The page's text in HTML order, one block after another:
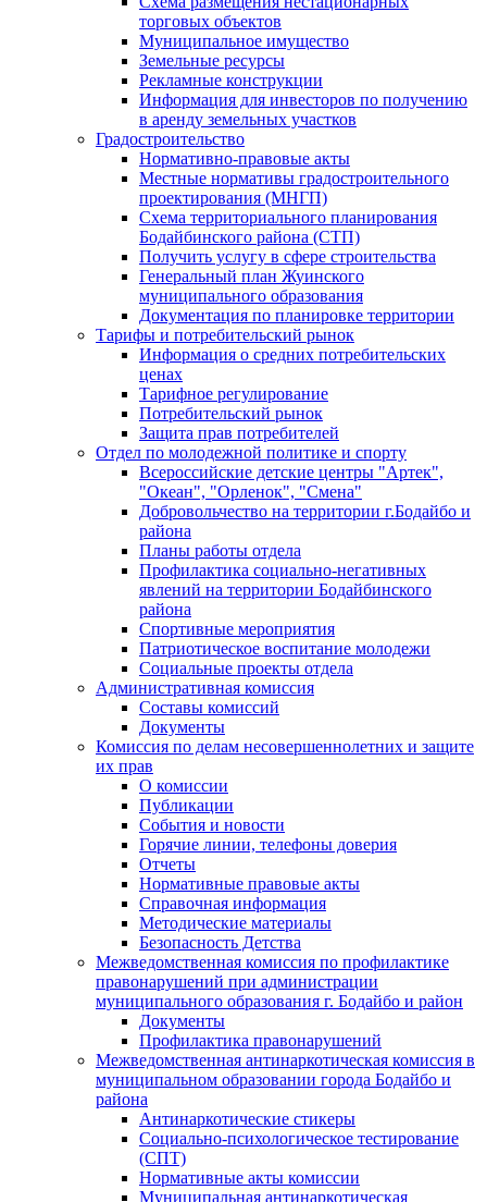
торговых объектов
Муниципальное имущество
Земельные ресурсы
Рекламные конструкции
Информация для инвесторов по получению
в аренду земельных участков
Градостроительство
Нормативно-правовые акты
Местные нормативы градостроительного
проектирования (МНГП)
Схема территориального планирования
Бодайбинского района (СТП)
Получить услугу в сфере строительства
Генеральный план Жуинского
муниципального образования
Документация по планировке территории
Тарифы и потребительский рынок
Информация о средних потребительских
ценах
Тарифное регулирование
Потребительский рынок
Защита прав потребителей
Отдел по молодежной политике и спорту
Всероссийские детские центры "Артек",
"Океан", "Орленок", "Смена"
Добровольчество на территории г.Бодайбо и
района
Планы работы отдела
Профилактика социально-негативных
явлений на территории Бодайбинского
района
Спортивные мероприятия
Патриотическое воспитание молодежи
Социальные проекты отдела
Административная комиссия
Составы комиссий
Документы
Комиссия по делам несовершеннолетних и защите
их прав
О комиссии
Публикации
События и новости
Горячие линии, телефоны доверия
Отчеты
Нормативные правовые акты
Справочная информация
Методические материалы
Безопасность Детства
Межведомственная комиссия по профилактике
правонарушений при администрации
муниципального образования г. Бодайбо и район
Документы
Профилактика правонарушений
Межведомственная антинаркотическая комиссия в
муниципальном образовании города Бодайбо и
района
Антинаркотические стикеры
Социально-психологическое тестирование
(СПТ)
Нормативные акты комиссии
Муниципальная антинаркотическая